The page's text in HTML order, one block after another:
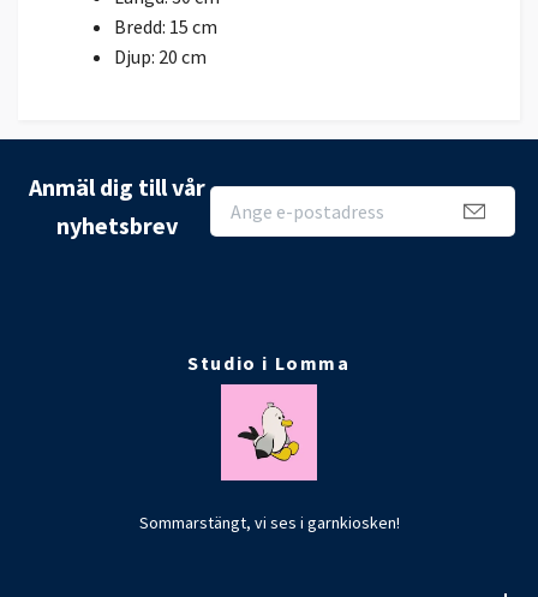
Bredd: 15 cm
Djup: 20 cm
Anmäl dig till vår
nyhetsbrev
Studio i Lomma
Sommarstängt, vi ses i garnkiosken!